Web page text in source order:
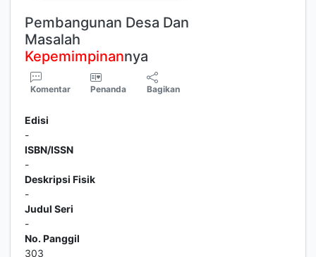
Pembangunan Desa Dan
Masalah
Kepemimpinannya
Komentar Penanda Bagikan
Edisi
-
ISBN/ISSN
-
Deskripsi Fisik
-
Judul Seri
-
No. Panggil
303